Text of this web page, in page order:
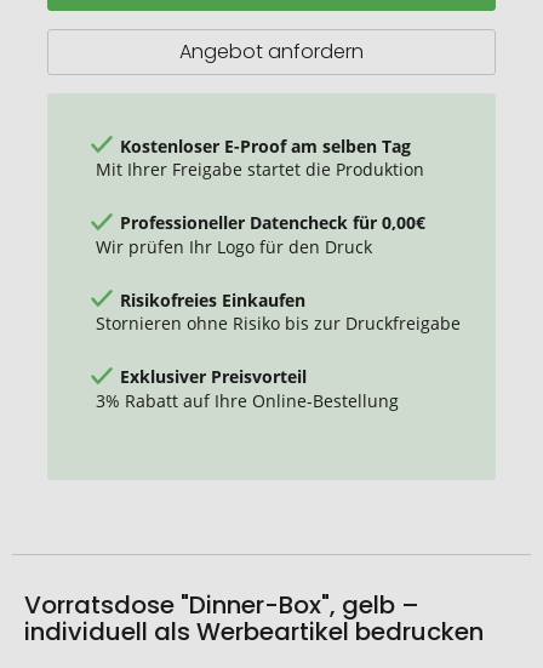
Angebot anfordern
Kostenloser E-Proof am selben Tag
Mit Ihrer Freigabe startet die Produktion
Professioneller Datencheck für 0,00€
Wir prüfen Ihr Logo für den Druck
Risikofreies Einkaufen
Stornieren ohne Risiko bis zur Druckfreigabe
Exklusiver Preisvorteil
3% Rabatt auf Ihre Online-Bestellung
Vorratsdose "Dinner-Box", gelb –
individuell als Werbeartikel bedrucken